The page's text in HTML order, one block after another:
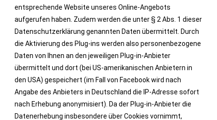
entsprechende Website unseres Online-Angebots
aufgerufen haben. Zudem werden die unter § 2 Abs. 1 dieser
Datenschutzerklärung genannten Daten übermittelt. Durch
die Aktivierung des Plug-ins werden also personenbezogene
Daten von Ihnen an den jeweiligen Plug-in-Anbieter
übermittelt und dort (bei US-amerikanischen Anbietern in
den USA) gespeichert (im Fall von Facebook wird nach
Angabe des Anbieters in Deutschland die IP-Adresse sofort
nach Erhebung anonymisiert). Da der Plug-in-Anbieter die
Datenerhebung insbesondere über Cookies vornimmt,